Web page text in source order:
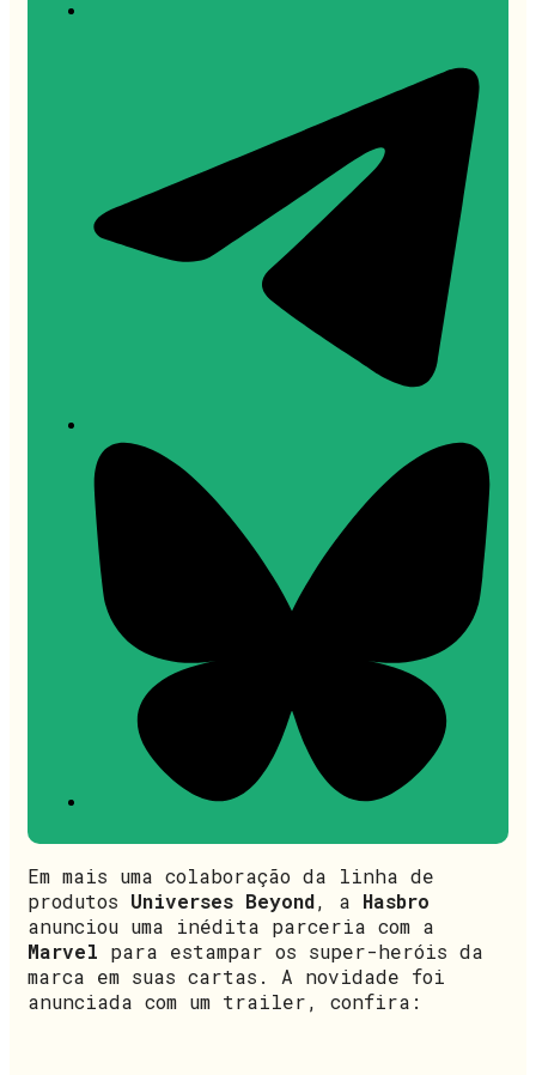
Em mais uma colaboração da linha de
produtos Universes Beyond, a Hasbro
anunciou uma inédita parceria com a
Marvel para estampar os super-heróis da
marca em suas cartas. A novidade foi
anunciada com um trailer, confira: